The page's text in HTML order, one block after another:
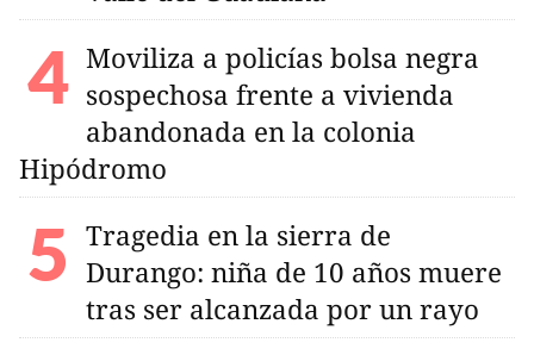
Moviliza a policías bolsa negra
sospechosa frente a vivienda
abandonada en la colonia
Hipódromo
Tragedia en la sierra de
Durango: niña de 10 años muere
tras ser alcanzada por un rayo